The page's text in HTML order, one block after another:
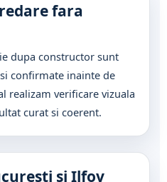
fara
dupa constructor sunt
confirmate inainte de
realizam verificare vizuala
curat si coerent.
si Ilfov